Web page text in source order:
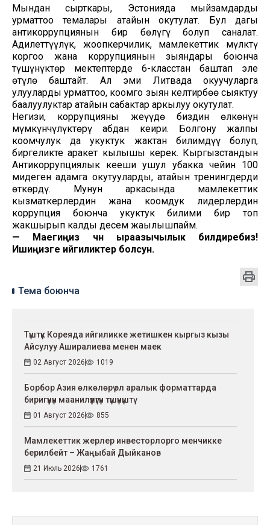
Мындан сырткары, Эстонияда мыйзамдарды
урматтоо темалары атайын окутулат. Бул дагы
антикоррупциянын бир бөлүгү болуп саналат.
Адилеттүүлүк, жоопкерчилик, мамлекеттик мүлктү
коргоо жана коррупциянын зыяндары боюнча
түшүнүктөр мектептерде 6-класстан баштап эле
өтүлө баштайт. Ал эми Литвада окуучуларга
улууларды урматтоо, коомго зыян келтирбөө сыяктуу
баалуулуктар атайын сабактар аркылуу окутулат.
Негизи, коррупцияны жеңүүдө биздин өлкөнүн
мүмкүнчүлүктөрү абдан кеңири. Болгону жалпы
коомчулук да укуктук жактан билимдүү болуп,
биргеликте аракет кылышы керек. Кыргызстандын
Антикоррупциялык кеңеши ушул убакка чейин 100
миңдеген адамга окутууларды, атайын тренингдерди
өткөрдү. Мунун аркасында мамлекеттик
кызматкерлердин жана коомдук лидерлердин
коррупция боюнча укуктук билими бир топ
жакшырып калды десем жаңылышпайм.
— Маегиңиз үчүн ыраазычылык билдиребиз!
Ишиңизге ийгиликтер болсун.
Тема боюнча
Түштүк Кореяда ийгиликке жетишкен кыргыз кызы
Айсулуу Аширалиева менен маек
02 Август 2026 1019
Борбор Азия өлкөлөрү эл аралык форматтарда
биригүүнүн маанилүүлүгүн түшүнүштү
01 Август 2026 855
Мамлекеттик жерлер инвесторлорго менчикке
берилбейт – Жаңыбай Дыйканов
21 Июль 2026 1761